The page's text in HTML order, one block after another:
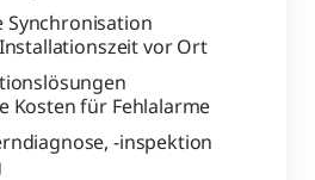
Synchronisation
vor Ort
Kosten für Fehlalarme
-inspektion